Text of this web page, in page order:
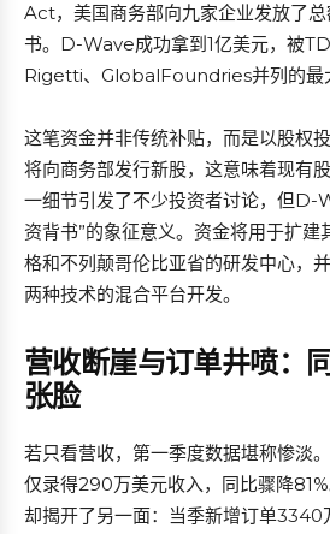
Act，美国商务部向九家企业发放了
书。D-Wave成功拿到1亿美元，被
Rigetti、GlobalFoundries并列的最
这笔资金并非传统补贴，而是以股权
将向商务部发行新股，这意味着现
一细节引发了不少投资者讨论，但D-
资背书”的象征意义。资金将用于扩建
格和不列颠哥伦比亚省的研发中心，
两种技术的混合平台开发。
营收断崖与订单井喷：
张脸
若只看营收，第一季度数据堪称惨淡
仅录得290万美元收入，同比骤降
却揭开了另一面：当季新增订单3340